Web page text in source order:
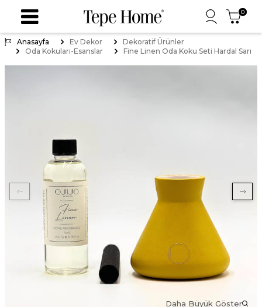
0
Anasayfa Ev Dekor
Dekoratif Ürünler
Oda Kokuları-Esanslar
Fine Linen Oda Koku Seti Hardal Sarı
Daha Büyük Göster